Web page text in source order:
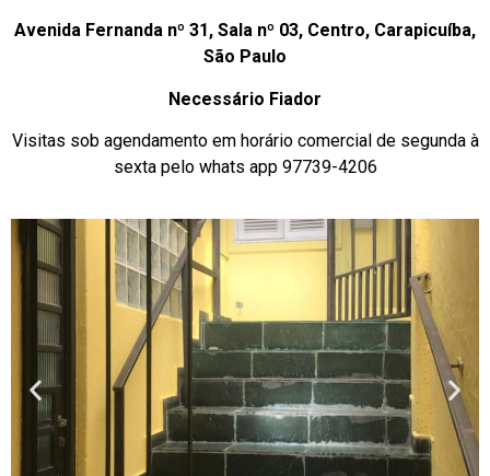
Avenida Fernanda nº 31, Sala nº 03, Centro, Carapicuíba,
São Paulo
Necessário Fiador
Visitas sob agendamento em horário comercial de segunda à
sexta pelo whats app 97739-4206